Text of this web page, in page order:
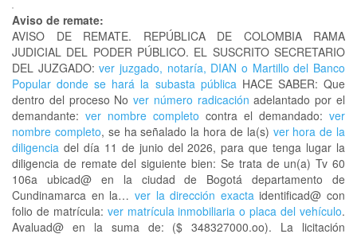
Aviso de remate:
AVISO DE REMATE. REPÚBLICA DE COLOMBIA RAMA
JUDICIAL DEL PODER PÚBLICO. EL SUSCRITO SECRETARIO
DEL JUZGADO: ver juzgado, notaría, DIAN o Martillo del Banco
Popular donde se hará la subasta públicaHACE SABER: Que
dentro del proceso Nover número radicación adelantado por el
demandante: ver nombre completo contra el demandado: ver
nombre completo, se ha señalado la hora de la(s) ver hora de la
diligencia del día 11 de junio del 2026, para que tenga lugar la
diligencia de remate del siguiente bien: Se trata de un(a) Tv 60
106a ubicad@ en la ciudad de Bogotá departamento de
Cundinamarca en la… ver la dirección exactaidentificad@ con
folio de matrícula: ver matrícula inmobiliaria o placa del vehículo.
Avaluad@ en la suma de: ($ 348327000.oo). La licitación